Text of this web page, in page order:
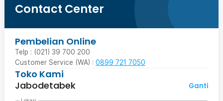
Contact Center
Pembelian Online
Telp : (021) 39 700 200
Customer Service (WA) : 0899 721 7050
Toko Kami
Jabodetabek
Ganti